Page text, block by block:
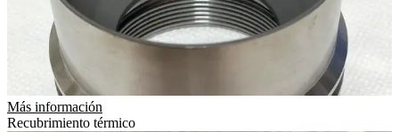
Más información
Recubrimiento térmico